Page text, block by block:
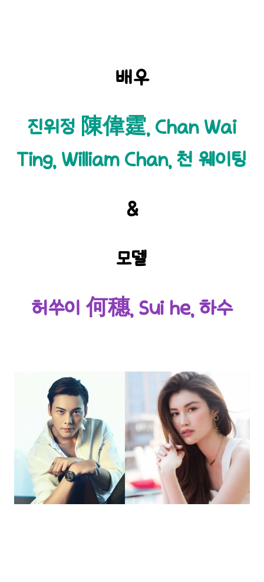
배우
진위정 陳偉霆, Chan Wai
Ting, William Chan, 천 웨이팅
&
모델
허쑤이 何穗, Sui he, 하수